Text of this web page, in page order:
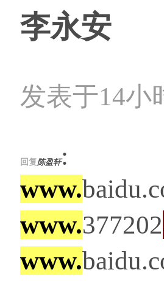
李永安
发表于14小
回复陈盈轩:
www.
www.377202
www.